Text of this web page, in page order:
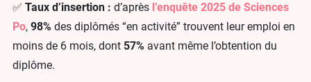
✅ Taux d’insertion : d’après l’enquête 2025 de Sciences
Po, 98% des diplômés “en activité” trouvent leur emploi en
moins de 6 mois, dont 57% avant même l’obtention du
diplôme.